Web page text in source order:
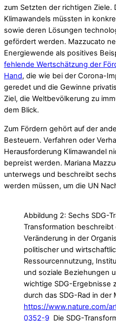
zum Setzten der richtigen Ziele.
Klimawandels müssten in
sowie deren Lösungen
gefördert werden. Mazzucato
Energiewende als positives
fehlende Wertschätzung der
Hand, die wie bei der Corona-
geredet und die Gewinne
Ziel, die Weltbevölkerung zu
dem Blick.
Zum Fördern gehört auf der
Besteuern. Verfahren oder
Herausforderung Klimawandel
bepreist werden. Mariana
unterwegs und beschreibt
werden müssen, um die UN
Abbildung 2: Sechs SDG-
Transformation beschreibt
Veränderung in der
politischer und
Ressourcennutzung,
und soziale Beziehungen
wichtige SDG-Ergebnisse
durch das SDG-Rad in der
https://www.nature.com/
0352-9 Die SDG-